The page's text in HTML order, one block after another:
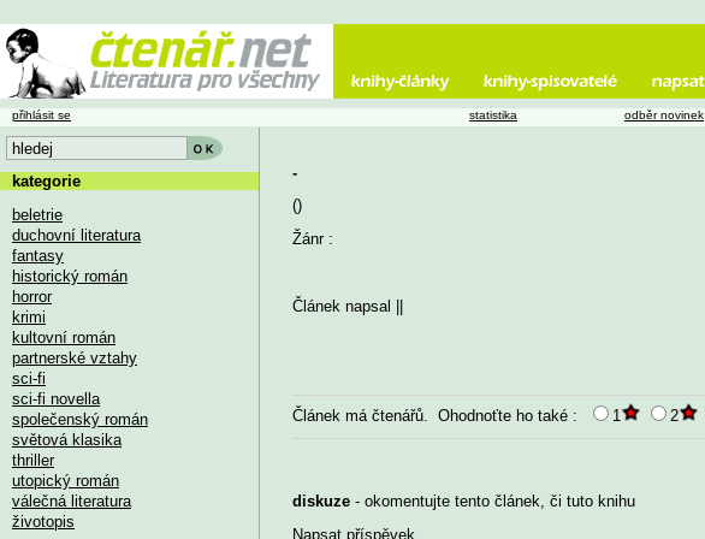
-
()
Žánr :
Článek napsal
Článek máčtenářů. Ohodnoťte ho také : 1 2
diskuze - okomentujte tento článek, či tuto knihu
Napsat příspěvek
přihlásit se statistika odběr novinek
kategorie
beletrie
duchovní literatura
fantasy
historický román
horror
krimi
kultovní román
partnerské vztahy
sci-fi
sci-fi novella
společenský román
světová klasika
thriller
utopický román
válečná literatura
životopis